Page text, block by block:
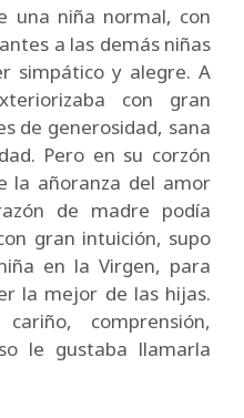
una niña normal, con
a las demás niñas
simpático y alegre. A
con gran
de generosidad, sana
Pero en su corzón
la añoranza del amor
de madre podía
gran intuición, supo
en la Virgen, para
la mejor de las hijas.
comprensión,
le gustaba llamarla